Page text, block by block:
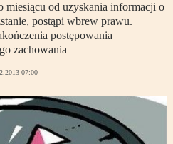
od uzyskania informacji o
postąpi wbrew prawu.
postępowania
zachowania
07:00